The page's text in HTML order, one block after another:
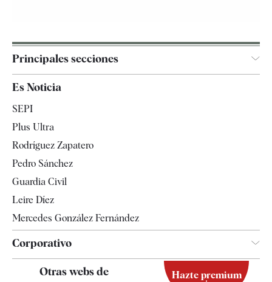
Principales secciones
Televisión
Es Noticia
SEPI
Plus Ultra
Rodríguez Zapatero
Pedro Sánchez
Guardia Civil
Leire Díez
Mercedes González Fernández
Corporativo
Otras webs de Hazte premium